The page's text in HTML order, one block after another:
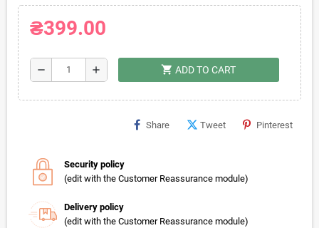
₴399.00
remove add shopping_cart ADD TO CART
Share Tweet Pinterest
Security policy
(edit with the Customer Reassurance module)
Delivery policy
(edit with the Customer Reassurance module)